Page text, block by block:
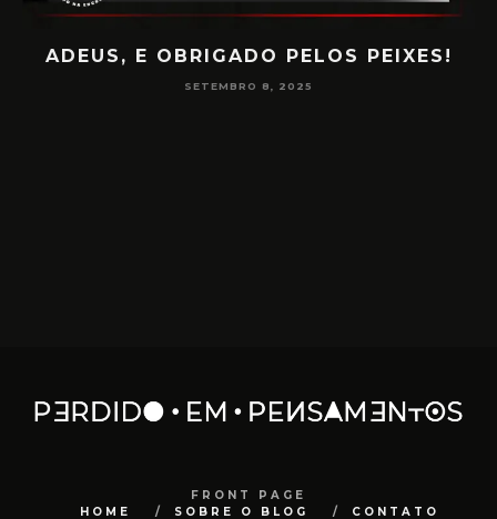
ADEUS, E OBRIGADO PELOS PEIXES!
SETEMBRO 8, 2025
FRONT PAGE
HOME
SOBRE O BLOG CONTATO